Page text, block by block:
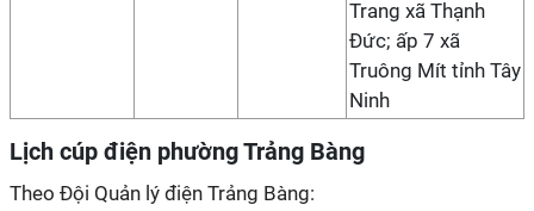
Trang xã Thạnh
Đức; ấp 7 xã
Truông Mít tỉnh Tây
Ninh
Lịch cúp điện phường Trảng Bàng
Theo Đội Quản lý điện Trảng Bàng: